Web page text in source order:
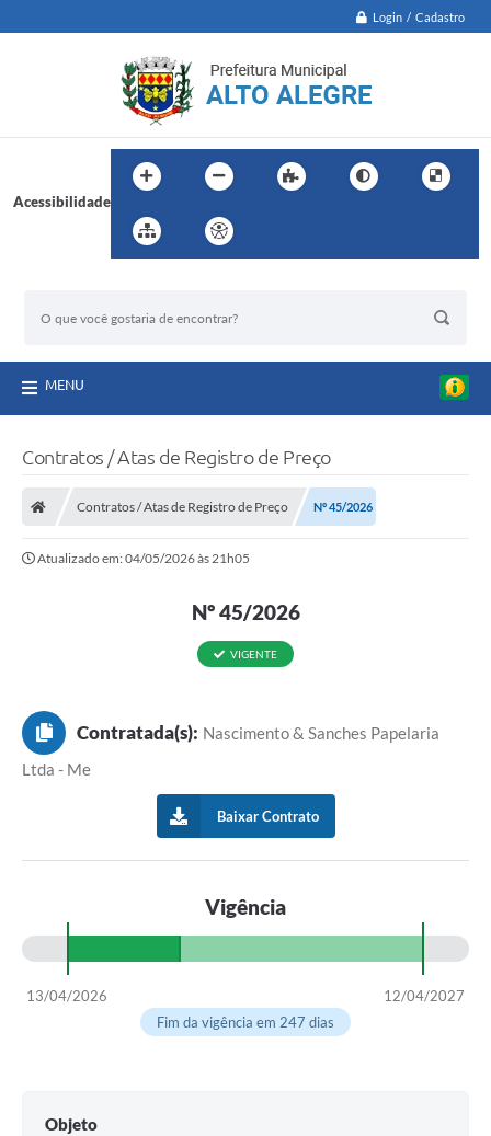
Login / Cadastro
Acessibilidade
MENU
Contratos / Atas de Registro de Preço
Contratos / Atas de Registro de Preço Nº 45/2026
Atualizado em: 04/05/2026 às 21h05
Nº 45/2026
VIGENTE
Contratada(s): Nascimento & Sanches Papelaria
Ltda - Me
Baixar Contrato
Vigência
13/04/2026
12/04/2027
Fim da vigência em 247 dias
Objeto